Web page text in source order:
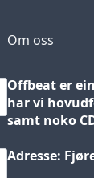
Om oss
Offbeat er
har vi
samt noko
Adresse: